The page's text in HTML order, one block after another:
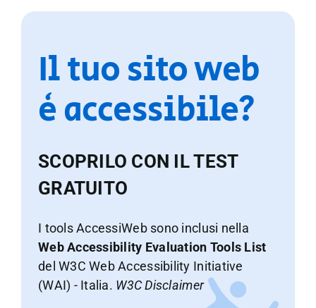
Il tuo sito web
è accessibile?
SCOPRILO CON IL TEST
GRATUITO
I tools AccessiWeb sono inclusi nella
Web Accessibility Evaluation Tools List
del W3C Web Accessibility Initiative
(WAI) - Italia. W3C Disclaimer